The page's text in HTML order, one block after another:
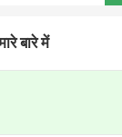
बारे में